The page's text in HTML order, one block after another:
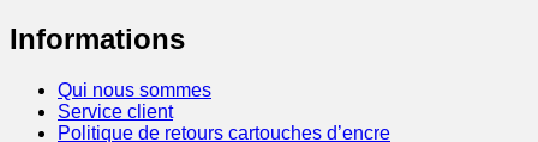
Informations
Qui nous sommes
Service client
Politique de retours cartouches d’encre